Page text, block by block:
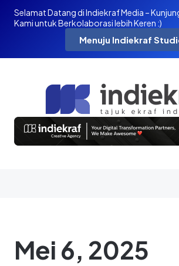
Selamat Datang di Indiekraf Media –
Kami untuk Berkolaborasi lebih Keren :)
Menuju Indiekraf
Mei 6, 2025